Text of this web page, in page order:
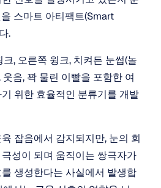
스마트 아티팩트(Smart
.
, 오른쪽 윙크, 치켜든 눈썹(놀
웃음, 꽉 물린 이빨을 포함한 여
위한 효율적인 분류기를 개발
잡음에서 감지되지만, 눈의 회
성이 되며 움직이는 쌍극자가
생성한다는 사실에서 발생합